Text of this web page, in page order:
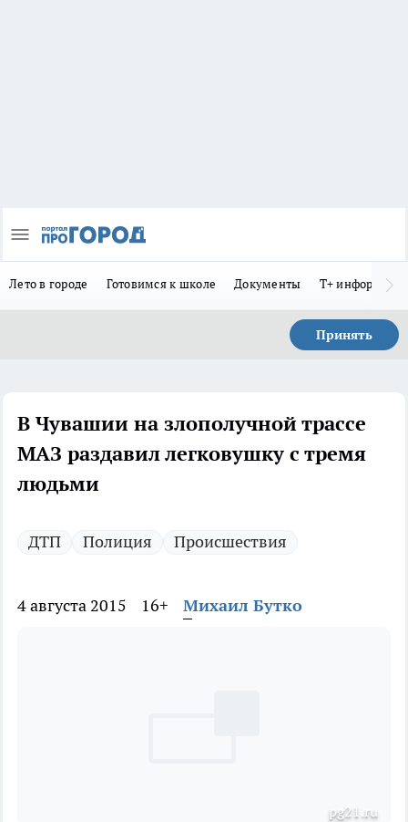
Лето в городе Готовимся к школе Документы Т+
Принять
В Чувашии на злополучной трассе
МАЗ раздавил легковушку с тремя
людьми
ДТП Полиция Происшествия
4 августа 2015 16+ Михаил Бутко
pg21.ru